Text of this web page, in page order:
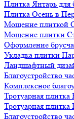
Плитка Янтарь для
Плитка Осень в
Мощение плиткой
Мощение плитки
Оформление
Укладка плитки
Ландшафтный
Благоустройство
Комплексное
Тротуарная
Тротуарная
Благоустройство